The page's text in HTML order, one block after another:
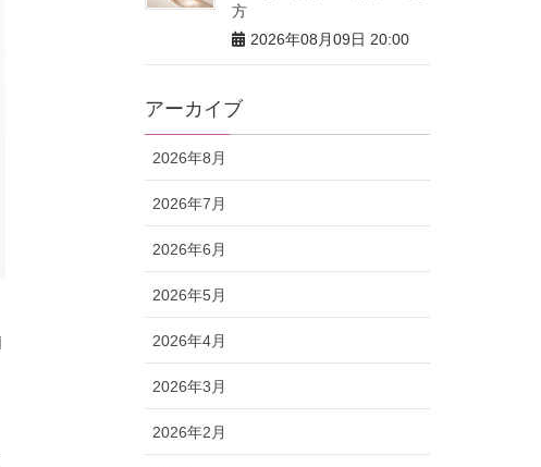
方
2026年08月09日 20:00
アーカイブ
2026年8月
2026年7月
2026年6月
2026年5月
2026年4月
2026年3月
2026年2月